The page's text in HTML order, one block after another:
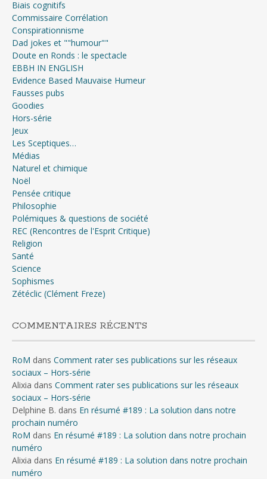
Biais cognitifs
Commissaire Corrélation
Conspirationnisme
Dad jokes et ""humour""
Doute en Ronds : le spectacle
EBBH IN ENGLISH
Evidence Based Mauvaise Humeur
Fausses pubs
Goodies
Hors-série
Jeux
Les Sceptiques…
Médias
Naturel et chimique
Noël
Pensée critique
Philosophie
Polémiques & questions de société
REC (Rencontres de l'Esprit Critique)
Religion
Santé
Science
Sophismes
Zétéclic (Clément Freze)
COMMENTAIRES RÉCENTS
RoM dans Comment rater ses publications sur les réseaux
sociaux – Hors-série
Alixia dans Comment rater ses publications sur les réseaux
sociaux – Hors-série
Delphine B. dans En résumé #189 : La solution dans notre
prochain numéro
RoM dans En résumé #189 : La solution dans notre prochain
numéro
Alixia dans En résumé #189 : La solution dans notre prochain
numéro